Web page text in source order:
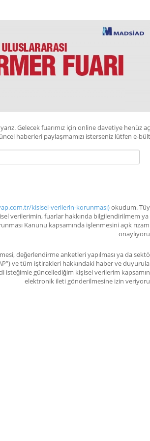
Gelecek fuarımız için online davetiye henüz
haberleri paylaşmamızı isterseniz lütfen e-
kisisel-verilerin-korunması)okudum. Tüyap
verilerimin, fuarlar hakkında bilgilendirilmem ya
Kanunu kapsamında işlenmesini açık
değerlendirme anketleri yapılması ya da
ve tüm iştirakleri hakkındaki haber ve
isteğimle güncellediğim kişisel verilerim
elektronik ileti gönderilmesine izin